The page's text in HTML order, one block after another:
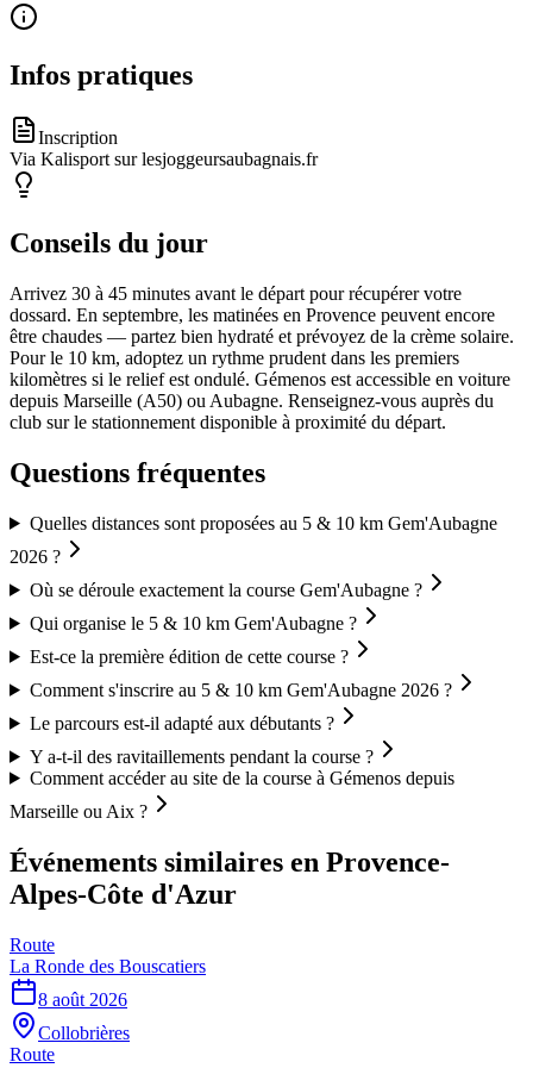
Infos pratiques
Inscription
Via Kalisport sur lesjoggeursaubagnais.fr
Conseils du jour
Arrivez 30 à 45 minutes avant le départ pour récupérer votre
dossard. En septembre, les matinées en Provence peuvent encore
être chaudes — partez bien hydraté et prévoyez de la crème solaire.
Pour le 10 km, adoptez un rythme prudent dans les premiers
kilomètres si le relief est ondulé. Gémenos est accessible en voiture
depuis Marseille (A50) ou Aubagne. Renseignez-vous auprès du
club sur le stationnement disponible à proximité du départ.
Questions fréquentes
Quelles distances sont proposées au 5 & 10 km Gem'Aubagne
2026 ?
Où se déroule exactement la course Gem'Aubagne ?
Qui organise le 5 & 10 km Gem'Aubagne ?
Est-ce la première édition de cette course ?
Comment s'inscrire au 5 & 10 km Gem'Aubagne 2026 ?
Le parcours est-il adapté aux débutants ?
Y a-t-il des ravitaillements pendant la course ?
Comment accéder au site de la course à Gémenos depuis
Marseille ou Aix ?
Événements similaires en Provence-
Alpes-Côte d'Azur
Route
La Ronde des Bouscatiers
8 août 2026
Collobrières
Route